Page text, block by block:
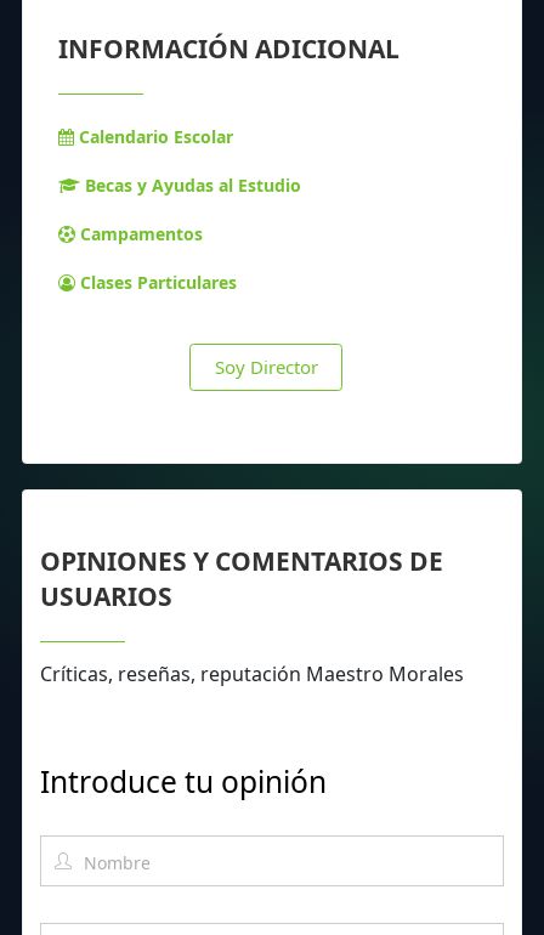
INFORMACIÓN ADICIONAL
Calendario Escolar
Becas y Ayudas al Estudio
Campamentos
Clases Particulares
Soy Director
OPINIONES Y COMENTARIOS DE
USUARIOS
Críticas, reseñas, reputación Maestro Morales
Introduce tu opinión